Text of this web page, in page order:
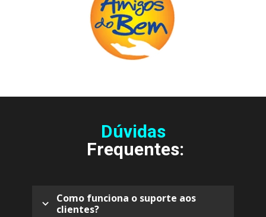
Dúvidas
Frequentes:
Como funciona o suporte aos
clientes?